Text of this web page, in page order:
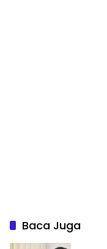
Baca Juga